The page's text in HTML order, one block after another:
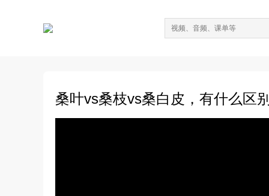
桑叶vs桑枝vs桑白皮，有什么区